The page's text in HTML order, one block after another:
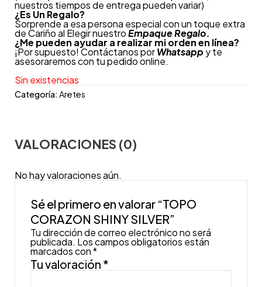
nuestros tiempos de entrega pueden variar)
¿Es Un Regalo?
Sorprende a esa persona especial con un toque extra
de Cariño al Elegir nuestroEmpaque Regalo.
¿Me pueden ayudar a realizar mi orden en línea?
¡Por supuesto! Contáctanos porWhatsapp y te
asesoraremos con tu pedido online.
Sin existencias
Categoría:Aretes
VALORACIONES (0)
No hay valoraciones aún.
Sé el primero en valorar “TOPO
CORAZON SHINY SILVER”
Tu dirección de correo electrónico no será
publicada. Los campos obligatorios están
marcados con*
Tu valoración *